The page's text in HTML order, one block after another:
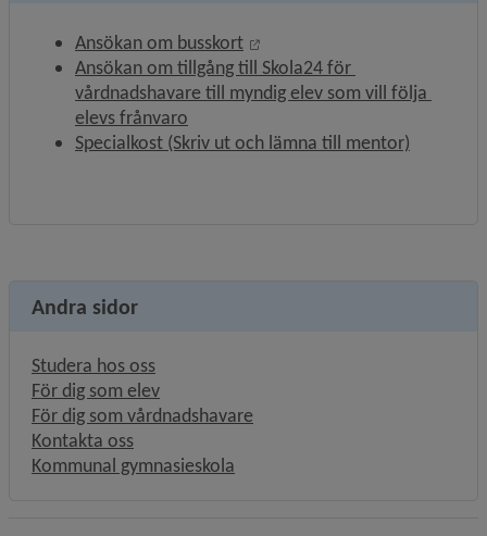
Ansökan om busskort
Länk till annan webbplats,
Ansökan om tillgång till Skola24 för
vårdnadshavare till myndig elev som vill följa
elevs frånvaro
Specialkost (Skriv ut och lämna till mentor)
Andra sidor
Studera hos oss
För dig som elev
För dig som vårdnadshavare
Kontakta oss
Kommunal gymnasieskola